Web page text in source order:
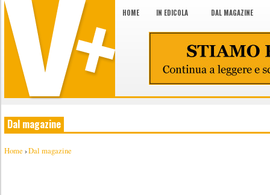
HOME IN EDICOLA DAL MAGAZINE
Dal magazine
Home ›Dal magazine